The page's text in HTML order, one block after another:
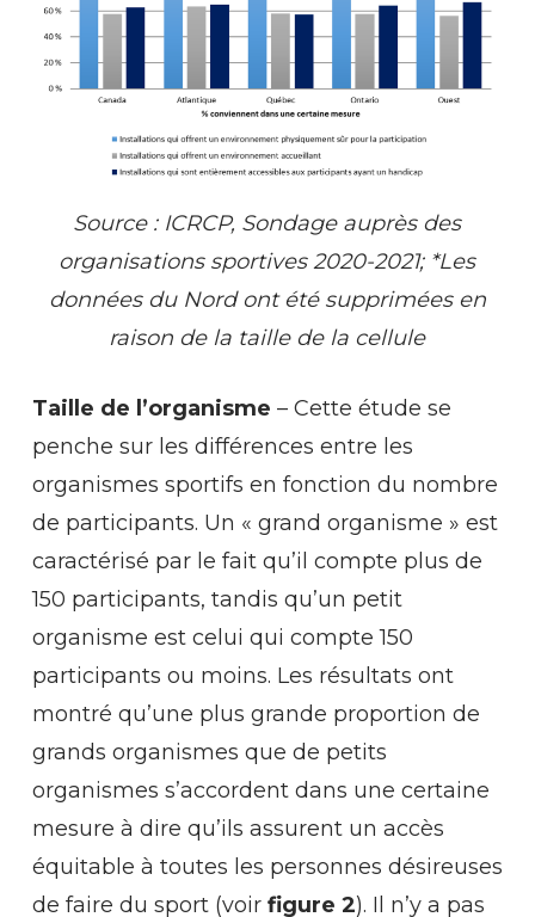
Source : ICRCP, Sondage auprès des
organisations sportives 2020-2021; *Les
données du Nord ont été supprimées en
raison de la taille de la cellule
Taille de l’organisme – Cette étude se
penche sur les différences entre les
organismes sportifs en fonction du nombre
de participants. Un « grand organisme » est
caractérisé par le fait qu’il compte plus de
150 participants, tandis qu’un petit
organisme est celui qui compte 150
participants ou moins. Les résultats ont
montré qu’une plus grande proportion de
grands organismes que de petits
organismes s’accordent dans une certaine
mesure à dire qu’ils assurent un accès
équitable à toutes les personnes désireuses
de faire du sport (voir figure 2). Il n’y a pas